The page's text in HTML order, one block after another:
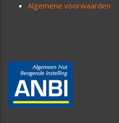
Algemene voorwaarden